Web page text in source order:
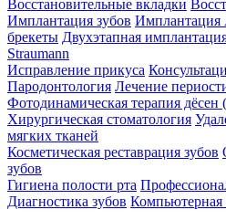
Восстановительные вкладки
Имплантация зубов
брекеты Двухэтапная
Straumann
Исправление прикуса
Пародонтология Лечение
Фотодинамическая терапия
Хирургическая стоматология
мягких тканей
Косметическая реставрация зубов
зубов
Гигиена полости рта
Диагностика зубов Компьютерная